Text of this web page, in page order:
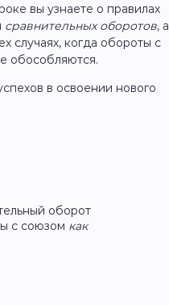
вы узнаете о правилах
сравнительных оборотов, а
случаях, когда обороты с
обособляются.
в освоении нового
оборот
с союзом как